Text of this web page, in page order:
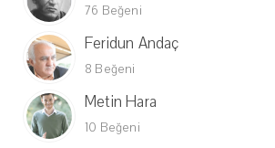
76 Beğeni
Feridun Andaç
8 Beğeni
Metin Hara
10 Beğeni